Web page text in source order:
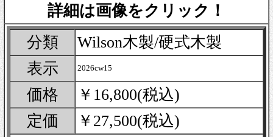
詳細は画像をクリック！
分類
Wilson木製/硬式木製
表示
2026cw15
価格
￥16,800(税込)
定価
￥27,500(税込)